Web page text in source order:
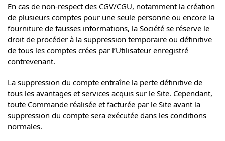
En cas de non-respect des CGV/CGU, notamment la création
de plusieurs comptes pour une seule personne ou encore la
fourniture de fausses informations, la Société se réserve le
droit de procéder à la suppression temporaire ou définitive
de tous les comptes crées par l’Utilisateur enregistré
contrevenant.
La suppression du compte entraîne la perte définitive de
tous les avantages et services acquis sur le Site. Cependant,
toute Commande réalisée et facturée par le Site avant la
suppression du compte sera exécutée dans les conditions
normales.